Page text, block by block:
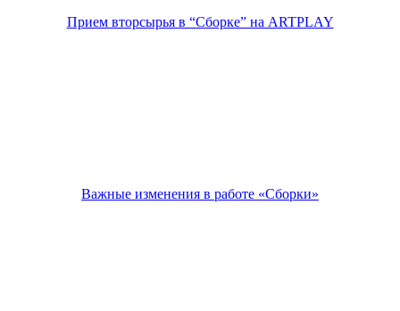
Прием вторсырья в “Сборке” на ARTPLAY
Важные изменения в работе «Сборки»